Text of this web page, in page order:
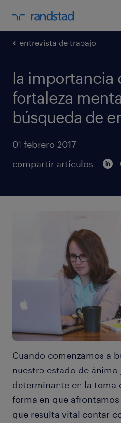
entrevista de trabajo
la importancia
fortaleza
búsqueda de
01 febrero 2017
compartir artículos
Cuando comenzamos a
nuestro estado de
determinante en la toma
forma en que
que resulta vital contar